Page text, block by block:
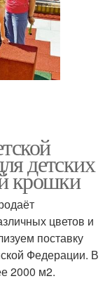
детских
крошки
цветов и
поставку
Федерации. В
2000 м2.